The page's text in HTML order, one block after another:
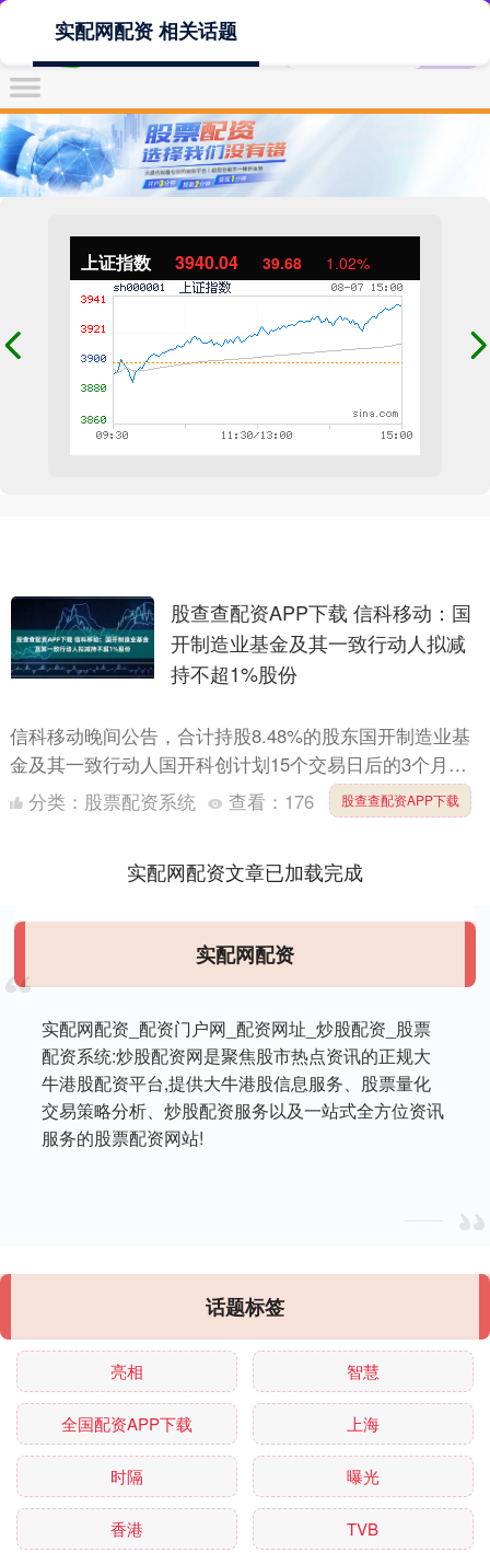
上证指数 3940.04 39.68 1.02%
实配网配资 相关话题
股查查配资APP下载 信科移动：国
开制造业基金及其一致行动人拟减
持不超1%股份
信科移动晚间公告，合计持股8.48%的股东国开制造业基
金及其一致行动人国开科创计划15个交易日后的3个月
内，以集中竞价方式，减持公司股份合计不超过
3418.75....
分类： 股票配资系统 查看： 176 股查查配资APP下载
实配网配资文章已加载完成
实配网配资
实配网配资_配资门户网_配资网址_炒股配资_股票
配资系统:炒股配资网是聚焦股市热点资讯的正规大
牛港股配资平台,提供大牛港股信息服务、股票量化
交易策略分析、炒股配资服务以及一站式全方位资讯
服务的股票配资网站!
话题标签
亮相 智慧
全国配资APP下载 上海
时隔 曝光
香港 TVB